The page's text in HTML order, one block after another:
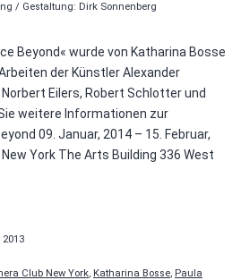
/ Gestaltung: Dirk Sonnenberg
Beyond« wurde von Katharina Bosse
der Künstler Alexander
Eilers, Robert Schlotter und
weitere Informationen zur
09. Januar, 2014 – 15. Februar,
York The Arts Building 336 West
Club New York, Katharina Bosse, Paula